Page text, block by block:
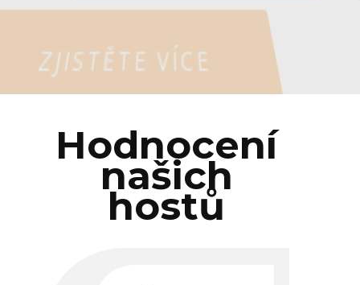
Hodnocení
našich
hostů